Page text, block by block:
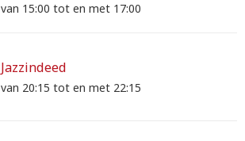
van 15:00 tot en met 17:00
Jazzindeed
van 20:15 tot en met 22:15